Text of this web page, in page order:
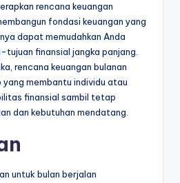
rencana keuangan
fondasi keuangan yang
dapat memudahkan Anda
finansial jangka panjang.
rencana keuangan bulanan
yang membantu individu atau
finansial sambil tetap
dan kebutuhan mendatang.
untuk bulan berjalan